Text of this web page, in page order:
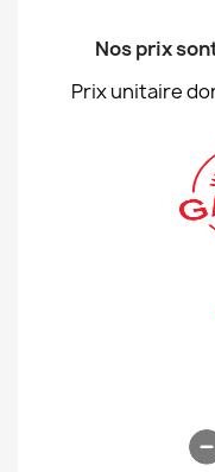
Nos prix
Prix unitaire